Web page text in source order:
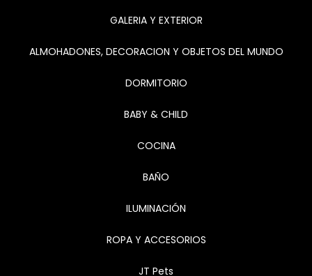
GALERIA Y EXTERIOR
ALMOHADONES, DECORACION Y OBJETOS DEL MUNDO
DORMITORIO
BABY & CHILD
COCINA
BAÑO
ILUMINACIÓN
ROPA Y ACCESORIOS
JT Pets